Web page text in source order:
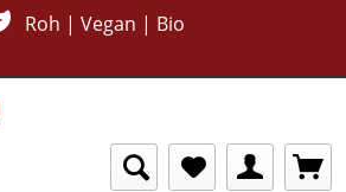
Roh | Vegan | Bio
Nachhaltig Plastikfrei